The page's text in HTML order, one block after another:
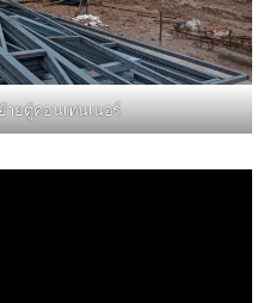
ายตู้คอนเทนเนอร์